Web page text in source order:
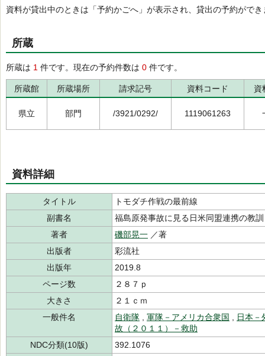
資料が貸出中のときは「予約かごへ」が表示され、貸出の予約ができ
所蔵
所蔵は 1 件です。現在の予約件数は 0 件です。
所蔵館 所蔵場所 請求記号 資料コード 資
県立 部門 /3921/0292/ 1119061263
資料詳細
タイトル
トモダチ作戦の最前線
副書名
福島原発事故に見る日米同盟連携の教訓
著者
磯部晃一 ／著
出版者
彩流社
出版年
2019.8
ページ数
２８７ｐ
大きさ
２１ｃｍ
一般件名
自衛隊 軍隊－アメリカ合衆国
日本－
故（２０１１）－救助
NDC分類(10版)
392.1076